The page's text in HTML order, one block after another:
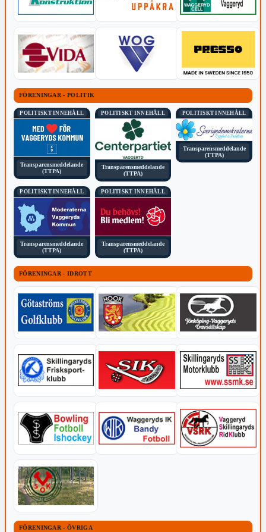
FÖRENINGAR - POLITIK
POLITISKT INNEHÅLL
Transparensmeddelande
(TTPA)
POLITISKT INNEHÅLL
Transparensmeddelande
(TTPA)
POLITISKT INNEHÅLL
Transparensmeddelande
(TTPA)
POLITISKT INNEHÅLL
Transparensmeddelande
(TTPA)
POLITISKT INNEHÅLL
Transparensmeddelande
(TTPA)
FÖRENINGAR - IDROTT
FÖRENINGAR - ÖVRIGA